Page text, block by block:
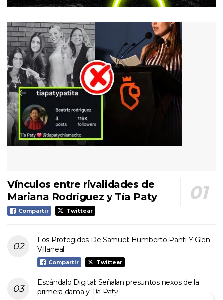
Vínculos entre rivalidades de
Mariana Rodríguez y Tía Paty
Compartir Twittear
Los Protegidos De Samuel: Humberto Panti Y Glen
Villarreal
Compartir Twittear
Escándalo Digital: Señalan presuntos nexos de la
primera dama y Tía Paty